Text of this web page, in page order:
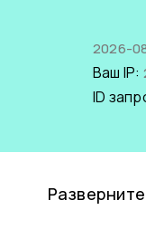
2026-
Ваш IP:
ID